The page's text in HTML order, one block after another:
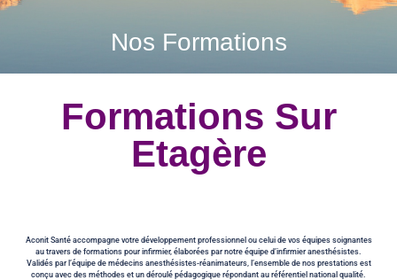
Nos Formations
Formations Sur
Etagère
Aconit Santé accompagne votre développement professionnel ou celui de vos équipes soignantes
au travers de formations pour infirmier, élaborées par notre équipe d’infirmier anesthésistes.
Validés par l’équipe de médecins anesthésistes-réanimateurs, l’ensemble de nos prestations est
conçu avec des méthodes et un déroulé pédagogique répondant au référentiel national qualité.